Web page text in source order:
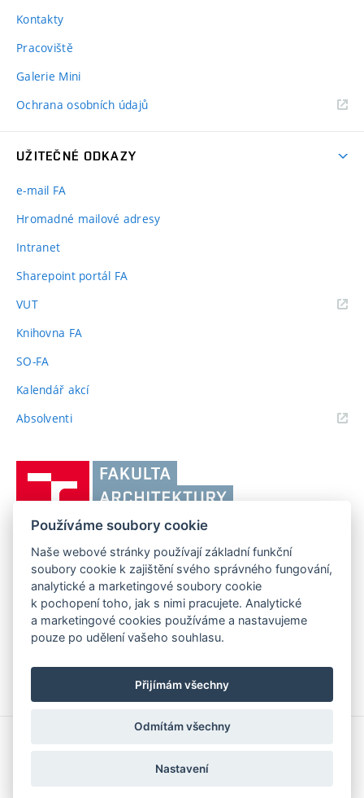
Kontakty
Pracoviště
Galerie Mini
Ochrana osobních údajů
UŽITEČNÉ ODKAZY
e-mail FA
Hromadné mailové adresy
Intranet
Sharepoint portál FA
VUT(externí
Knihovna FA
SO-FA
Kalendář akcí
Absolventi(externí
Brně,
Fakulta
architektury
FAKULTA ARCHITEKTURY VUT V BRNĚ
Poříčí 273/5, 639 00 Brno
Telefon: 54114 6600
www.fa.vutbr.cz
info@fa.vutbr.cz
Používáme soubory cookie
Naše webové stránky používají základní funkční
soubory cookie k zajištění svého správného fungování,
analytické a marketingové soubory cookie
k pochopení toho, jak s nimi pracujete. Analytické
a marketingové cookies používáme a nastavujeme
pouze po udělení vašeho souhlasu.
Přijímám všechny
Odmítám všechny
Nastavení